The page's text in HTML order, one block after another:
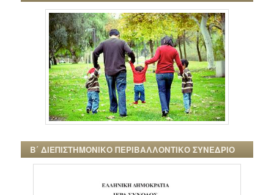
Β΄ ΔΙΕΠΙΣΤΗΜΟΝΙΚΟ ΠΕΡΙΒΑΛΛΟΝΤΙΚΟ ΣΥΝΕΔΡΙΟ